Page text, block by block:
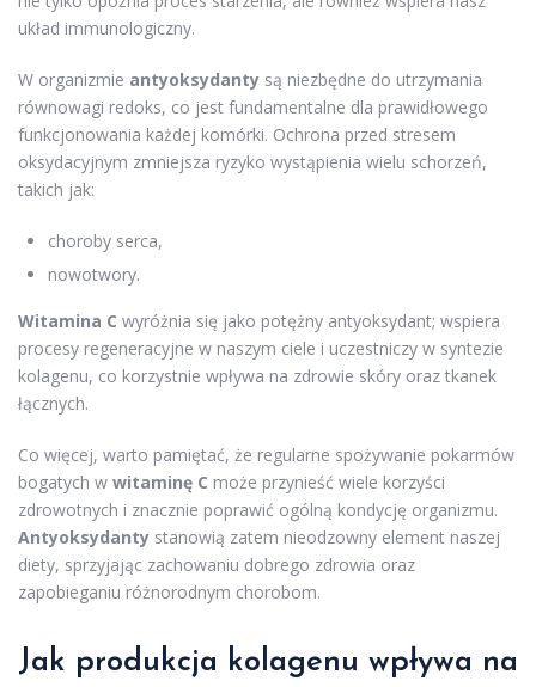
układ immunologiczny.
W organizmie antyoksydanty są niezbędne do utrzymania
równowagi redoks, co jest fundamentalne dla prawidłowego
funkcjonowania każdej komórki. Ochrona przed stresem
oksydacyjnym zmniejsza ryzyko wystąpienia wielu schorzeń,
takich jak:
choroby serca,
nowotwory.
Witamina C wyróżnia się jako potężny antyoksydant; wspiera
procesy regeneracyjne w naszym ciele i uczestniczy w syntezie
kolagenu, co korzystnie wpływa na zdrowie skóry oraz tkanek
łącznych.
Co więcej, warto pamiętać, że regularne spożywanie pokarmów
bogatych w witaminę C może przynieść wiele korzyści
zdrowotnych i znacznie poprawić ogólną kondycję organizmu.
Antyoksydanty stanowią zatem nieodzowny element naszej
diety, sprzyjając zachowaniu dobrego zdrowia oraz
zapobieganiu różnorodnym chorobom.
Jak produkcja kolagenu wpływa na